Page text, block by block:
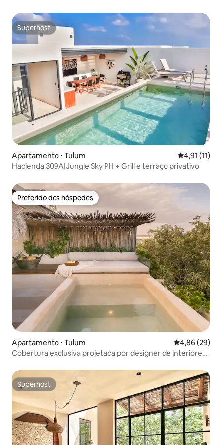
Superhost
Superhost
Apartamento ⋅ Tulum 4,91 de uma
4,91 (11)
Hacienda 309A|Jungle Sky PH + Grill e terraço privativo
Preferido dos hóspedes
Preferido dos hóspedes
Apartamento ⋅ Tulum 4,86 de uma
4,86 (29)
Cobertura exclusiva projetada por designer de interiores
Superhost
Superhost